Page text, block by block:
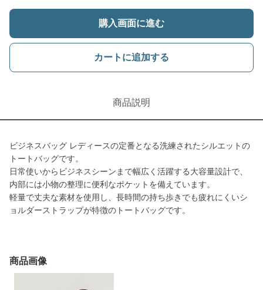
購入画面に進む
カートに追加する
商品説明
ビジネスバッグ レディースの定番となる洗練されたシルエットの
トートバッグです。
日常使いからビジネスシーンまで幅広く活躍する大容量設計で、
内部には小物の整理に便利なポケットを備えています。
軽量で丈夫な素材を使用し、長時間の持ち歩きでも疲れにくいシ
ョルダーストラップが特徴のトートバッグです。
商品画像